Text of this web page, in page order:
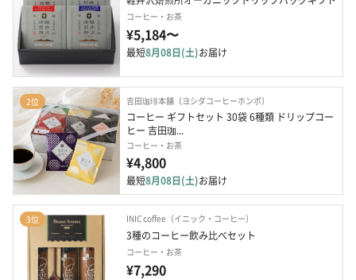
コーヒー・お茶
¥5,184〜
最短8月08日(土)お届け
2位 吉田珈琲本舗（ヨシダコーヒーホンポ）
コーヒー ギフトセット 30袋 6種類 ドリップコー
ヒー 吉田珈...
コーヒー・お茶
¥4,800
最短8月08日(土)お届け
3位 INIC coffee（イニック・コーヒー）
3種のコーヒー飲み比べセット
コーヒー・お茶
¥7,290